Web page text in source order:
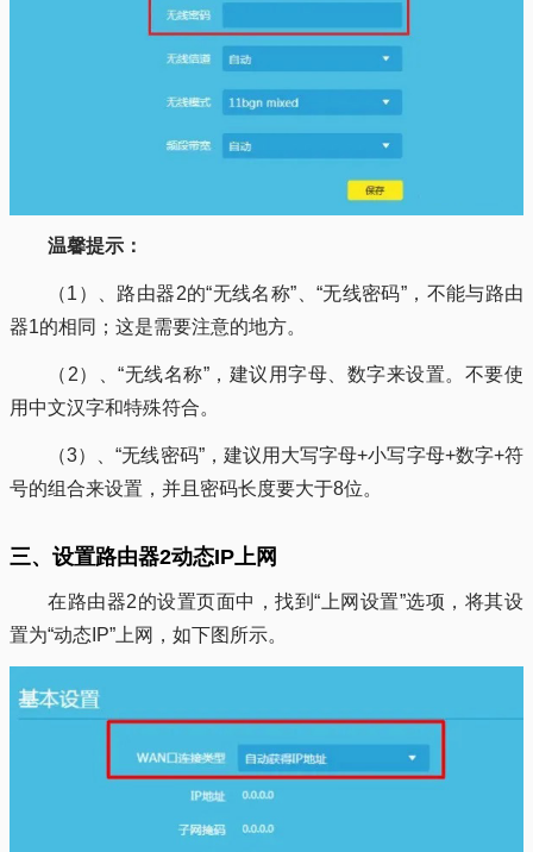
温馨提示：
（1）、路由器2的“无线名称”、“无线密码”，不能与路由
器1的相同；这是需要注意的地方。
（2）、“无线名称”，建议用字母、数字来设置。不要使
用中文汉字和特殊符合。
（3）、“无线密码”，建议用大写字母+小写字母+数字+符
号的组合来设置，并且密码长度要大于8位。
三、设置路由器2动态IP上网
在路由器2的设置页面中，找到“上网设置”选项，将其设
置为“动态IP”上网，如下图所示。